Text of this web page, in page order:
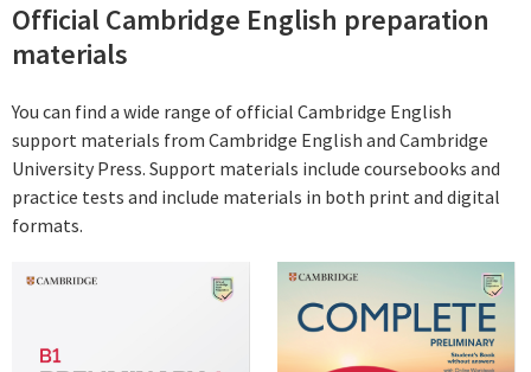
Official Cambridge English preparation
materials
You can find a wide range of official Cambridge English
support materials from Cambridge English and Cambridge
University Press. Support materials include coursebooks and
practice tests and include materials in both print and digital
formats.